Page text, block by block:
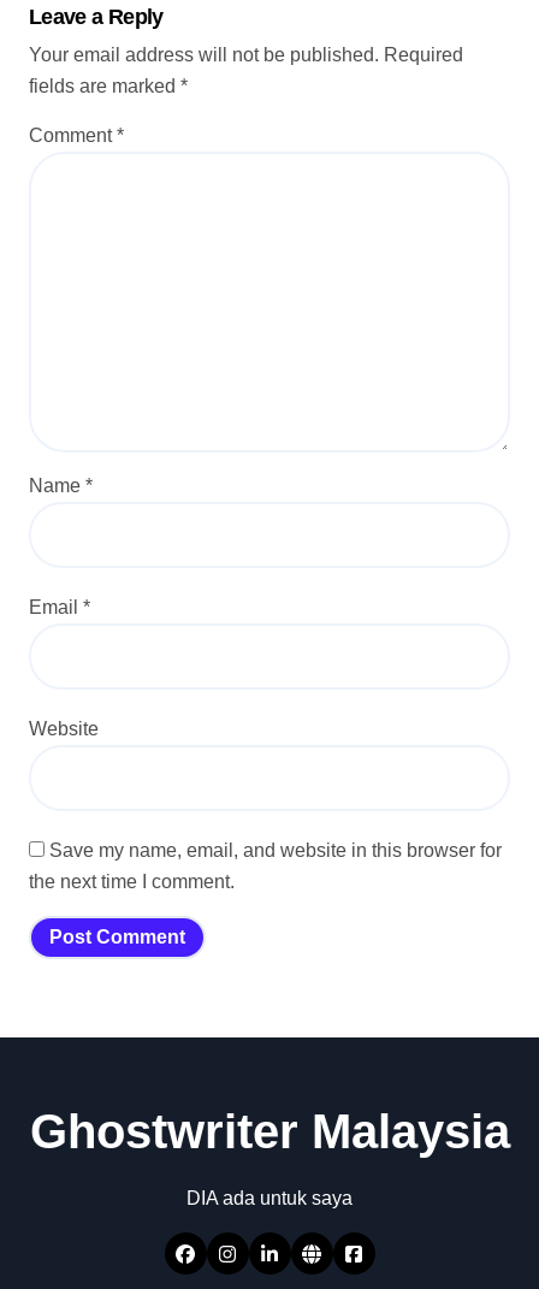
Leave a Reply
Your email address will not be published. Required
fields are marked *
Comment*
Name *
Email *
Website
Save my name, email, and website in this browser for
the next time I comment.
Ghostwriter Malaysia
DIA ada untuk saya